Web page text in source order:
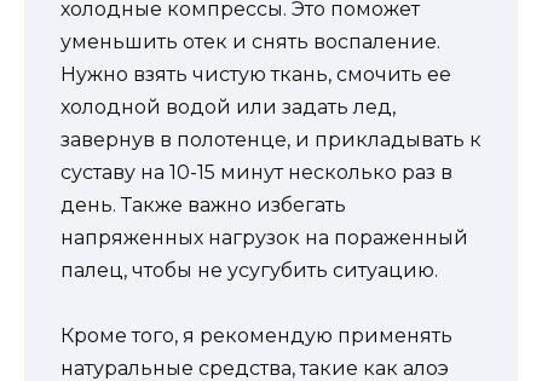
холодные компрессы. Это поможет
уменьшить отек и снять воспаление.
Нужно взять чистую ткань, смочить ее
холодной водой или задать лед,
завернув в полотенце, и прикладывать к
суставу на 10-15 минут несколько раз в
день. Также важно избегать
напряженных нагрузок на пораженный
палец, чтобы не усугубить ситуацию.
Кроме того, я рекомендую применять
натуральные средства, такие как алоэ